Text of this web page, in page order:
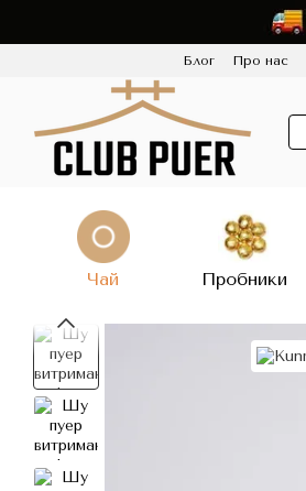
Блог Про нас
Чай Пробники